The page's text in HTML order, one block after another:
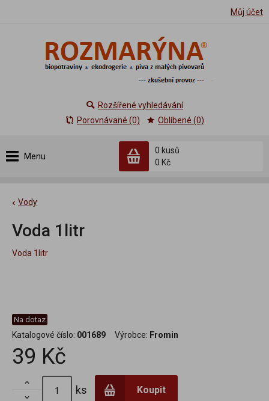
Můj účet
Menu
0 kusů
0 Kč
Rozšířené vyhledávání
Porovnávané (0)
Oblíbené (0)
Vody
Voda 1litr
Voda 1litr
Na dotaz
Katalogové číslo: 001689 Výrobce: Fromin
39 Kč


ks Koupit